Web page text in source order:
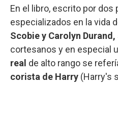
En el libro, escrito por dos
especializados en la vida
Scobie y Carolyn Durand,
cortesanos y en especial
real de alto rango se
corista de Harry (Harry's